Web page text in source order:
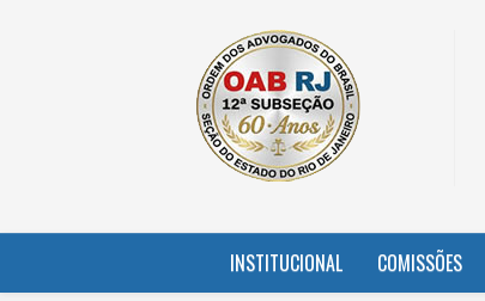
INSTITUCIONAL COMISSÕES